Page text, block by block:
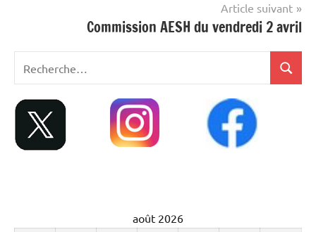
Article suivant
Commission AESH du vendredi 2 avril
pour
août 2026